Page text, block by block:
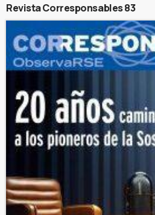
Revista Corresponsables 83